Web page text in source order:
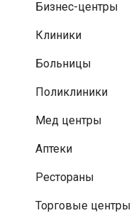
Бизнес-центры
Клиники
Больницы
Поликлиники
Мед центры
Аптеки
Рестораны
Торговые центры